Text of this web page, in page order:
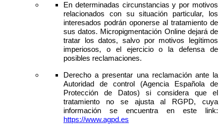
En determinadas circunstancias y por motivos
relacionados con su situación particular, los
interesados podrán oponerse al tratamiento de
sus datos. Micropigmentación Online dejará de
tratar los datos, salvo por motivos legítimos
imperiosos, o el ejercicio o la defensa de
posibles reclamaciones.
Derecho a presentar una reclamación ante la
Autoridad de control (Agencia Española de
Protección de Datos) si considera que el
tratamiento no se ajusta al RGPD, cuya
información se encuentra en este link:
https://www.agpd.es